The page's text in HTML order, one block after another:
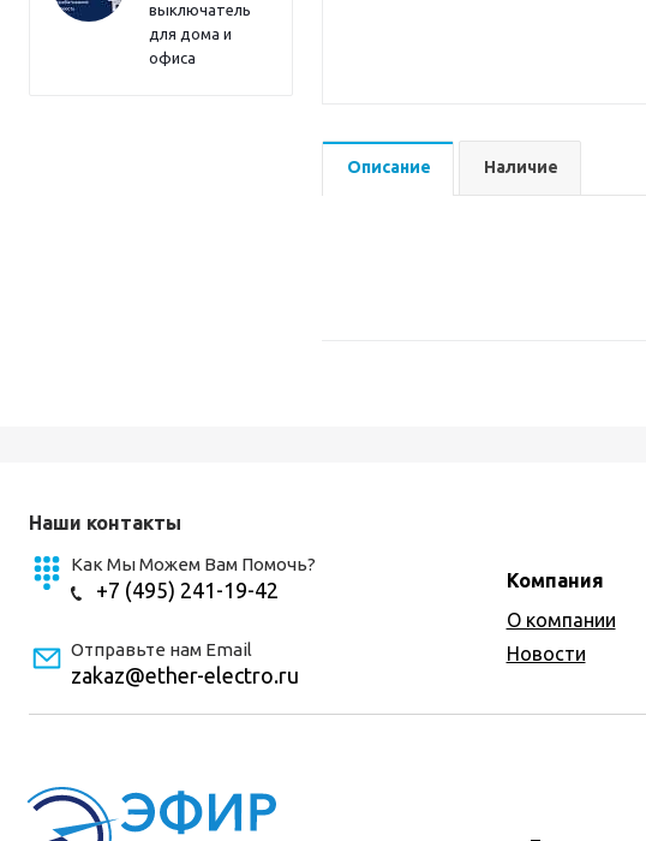
выключатель
для дома и
офиса
Описание Наличие
Наши контакты
Как Мы Можем Вам Помочь?
+7 (495) 241-19-42
Отправьте нам Email
zakaz@ether-electro.ru
Компания
О компании
Новости